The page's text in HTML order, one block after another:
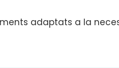
adaptats a la